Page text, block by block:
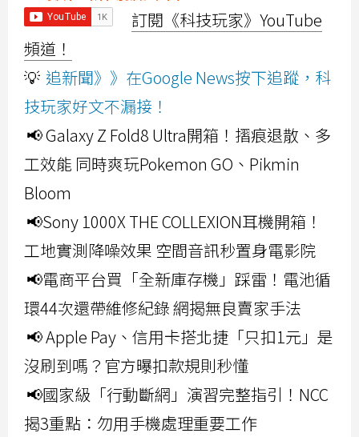
訂閱《科技玩家》YouTube
頻道！
💡 追新聞》》在Google News按下追蹤，科
技玩家好文不漏接！
📢 Galaxy Z Fold8 Ultra開箱！摺痕退散、多
工效能 同時爽玩Pokemon GO、Pikmin
Bloom
📢Sony 1000X THE COLLEXION耳機開箱！
工地實測降噪效果 空間音訊秒置身電影院
📢電商平台買「全新庫存機」踩雷！電池循
環44次還帶維修紀錄 網揭無良賣家手法
📢 Apple Pay、信用卡搭北捷「只扣1元」是
沒刷到嗎？官方曝扣款規則秒懂
📢國家級「行動斷網」演習完整指引！NCC
揭3重點：勿用手機處理重要工作